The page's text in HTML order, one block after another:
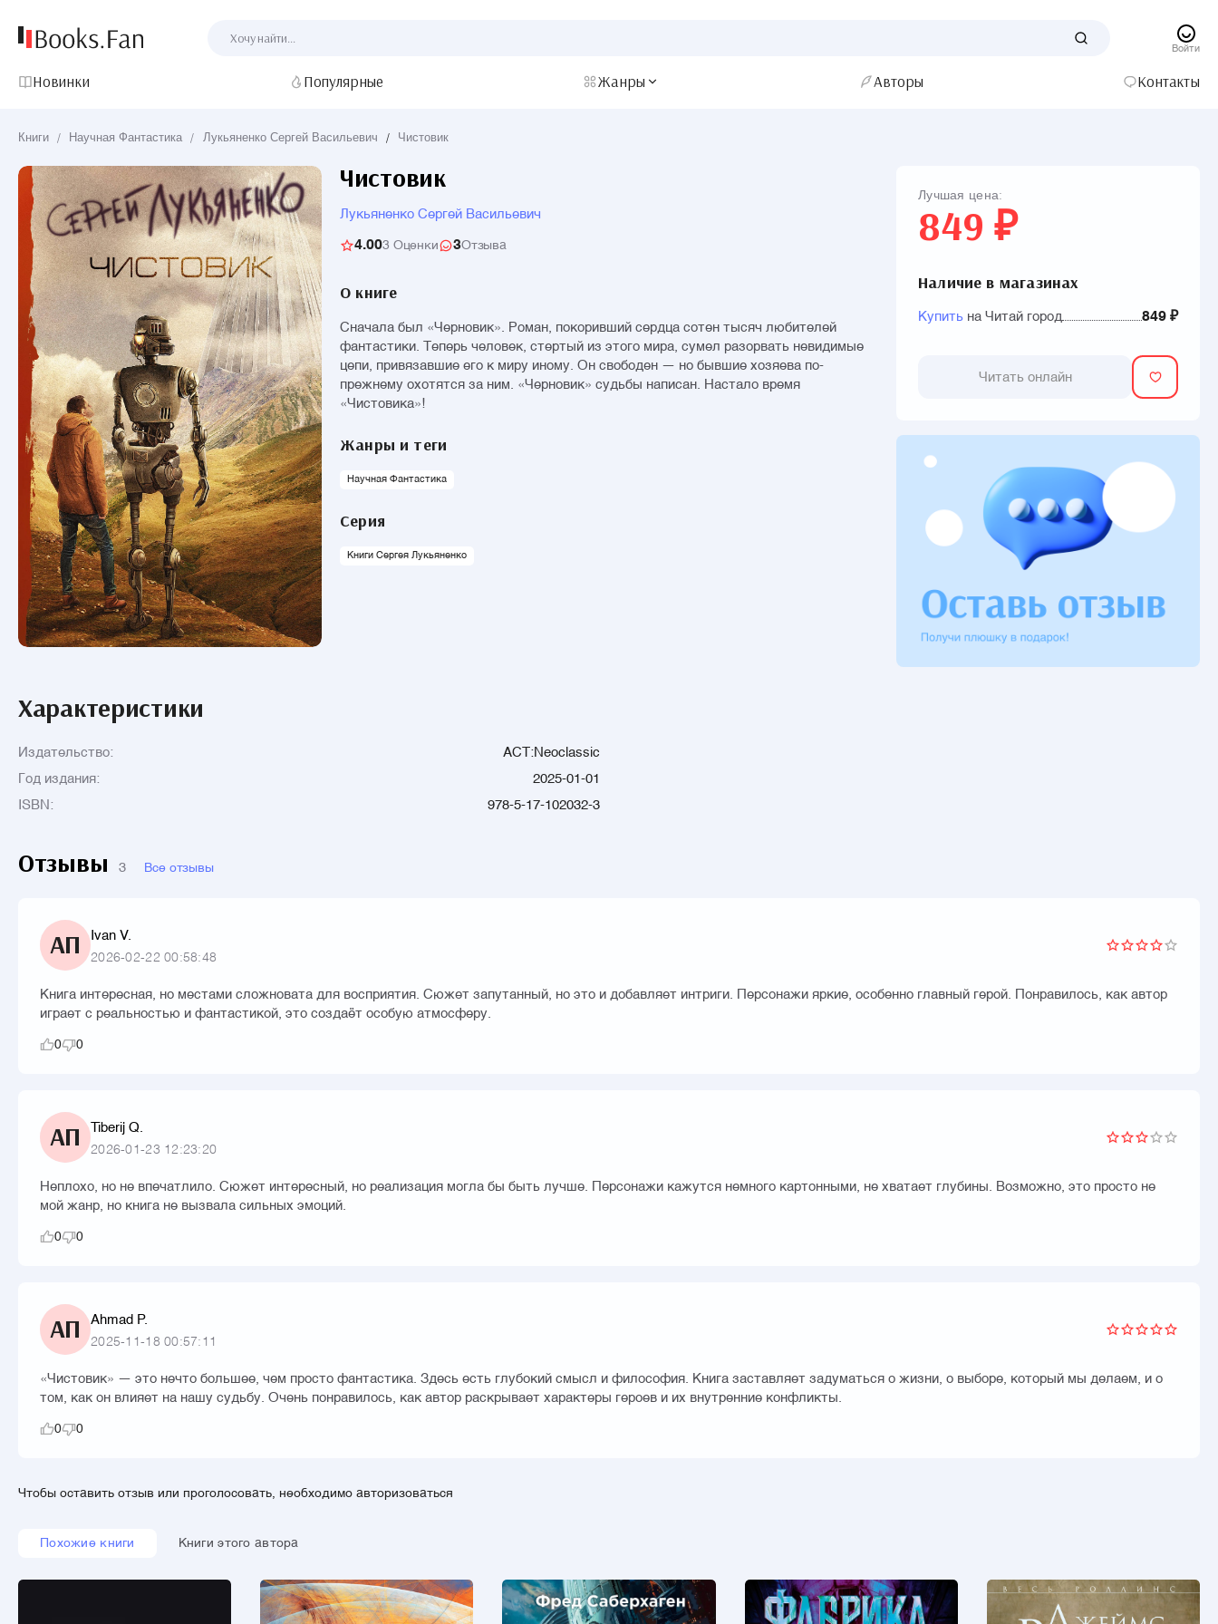
Войти
Новинки Популярные Жанры Авторы Контакты
Книги / Научная Фантастика / Лукьяненко Сергей Васильевич / Чистовик
Чистовик
Лукьяненко Сергей Васильевич
4.003 Оценки 3Отзыва
О книге
Сначала был «Черновик». Роман, покоривший сердца сотен тысяч любителей
фантастики. Теперь человек, стертый из этого мира, сумел разорвать невидимые
цепи, привязавшие его к миру иному. Он свободен — но бывшие хозяева по-
прежнему охотятся за ним. «Черновик» судьбы написан. Настало время
«Чистовика»!
Жанры и теги
Научная Фантастика
Серия
Книги Сергея Лукьяненко
Лучшая цена:
849 ₽
Наличие в магазинах
Купить на Читай город 849 ₽
Читать онлайн
Характеристики
Издательство:
АСТ:Neoclassic
Год издания:
2025-01-01
ISBN:
978-5-17-102032-3
Отзывы 3 Все отзывы
АП Ivan V.
2026-02-22 00:58:48
Книга интересная, но местами сложновата для восприятия. Сюжет запутанный, но это и добавляет интриги. Персонажи яркие, особенно главный герой. Понравилось, как автор
играет с реальностью и фантастикой, это создаёт особую атмосферу.
0 0
АП Tiberij Q.
2026-01-23 12:23:20
Неплохо, но не впечатлило. Сюжет интересный, но реализация могла бы быть лучше. Персонажи кажутся немного картонными, не хватает глубины. Возможно, это просто не
мой жанр, но книга не вызвала сильных эмоций.
0 0
АП Ahmad P.
2025-11-18 00:57:11
«Чистовик» — это нечто большее, чем просто фантастика. Здесь есть глубокий смысл и философия. Книга заставляет задуматься о жизни, о выборе, который мы делаем, и о
том, как он влияет на нашу судьбу. Очень понравилось, как автор раскрывает характеры героев и их внутренние конфликты.
0 0
Чтобы оставить отзыв или проголосовать, необходимо авторизоваться
Похожие книги Книги этого автора